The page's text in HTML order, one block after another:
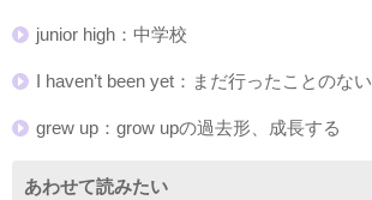
junior high：中学校
I haven’t been yet：まだ行ったことのない
grew up：grow upの過去形、成長する
あわせて読みたい